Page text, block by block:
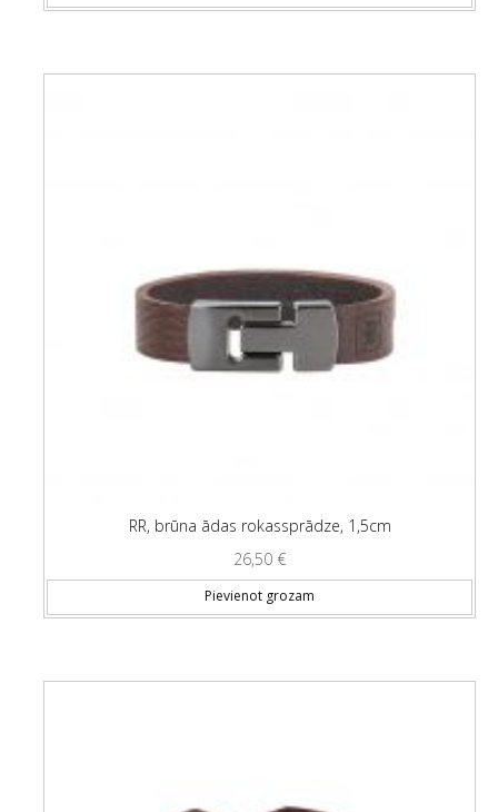
RR, brūna ādas rokassprādze, 1,5cm
26,50 €
Pievienot grozam